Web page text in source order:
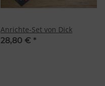
Anrichte-Set von Dick
28,80 € *